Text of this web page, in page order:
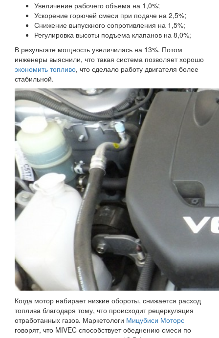
Увеличение рабочего объема на 1,0%;
Ускорение горючей смеси при подаче на 2,5%;
Снижение выпускного сопротивления на 1,5%;
Регулировка высоты подъема клапанов на 8,0%;
В результате мощность увеличилась на 13%. Потом
инженеры выяснили, что такая система позволяет хорошо
экономить топливо, что сделало работу двигателя более
стабильной.
Когда мотор набирает низкие обороты, снижается расход
топлива благодаря тому, что происходит рецеркуляция
отработанных газов. Маркетологи Мицубиси Моторс
говорят, что MIVEC способствует обеднению смеси по